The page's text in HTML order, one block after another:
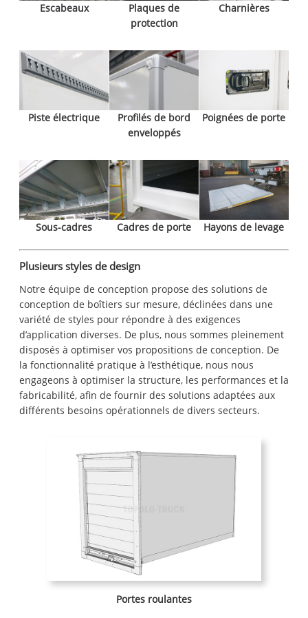
Escabeaux
Plaques de
protection
Charnières
Piste électrique
Profilés de bord
enveloppés
Poignées de porte
Sous-cadres Cadres de porte Hayons de levage
Plusieurs styles de design
Notre équipe de conception propose des solutions de
conception de boîtiers sur mesure, déclinées dans une
variété de styles pour répondre à des exigences
d’application diverses. De plus, nous sommes pleinement
disposés à optimiser vos propositions de conception. De
la fonctionnalité pratique à l’esthétique, nous nous
engageons à optimiser la structure, les performances et la
fabricabilité, afin de fournir des solutions adaptées aux
différents besoins opérationnels de divers secteurs.
Portes roulantes